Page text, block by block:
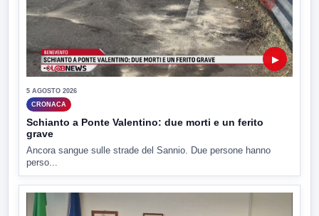
▶
5 AGOSTO 2026
CRONACA
Schianto a Ponte Valentino: due morti e un ferito
grave
Ancora sangue sulle strade del Sannio. Due persone hanno
perso...